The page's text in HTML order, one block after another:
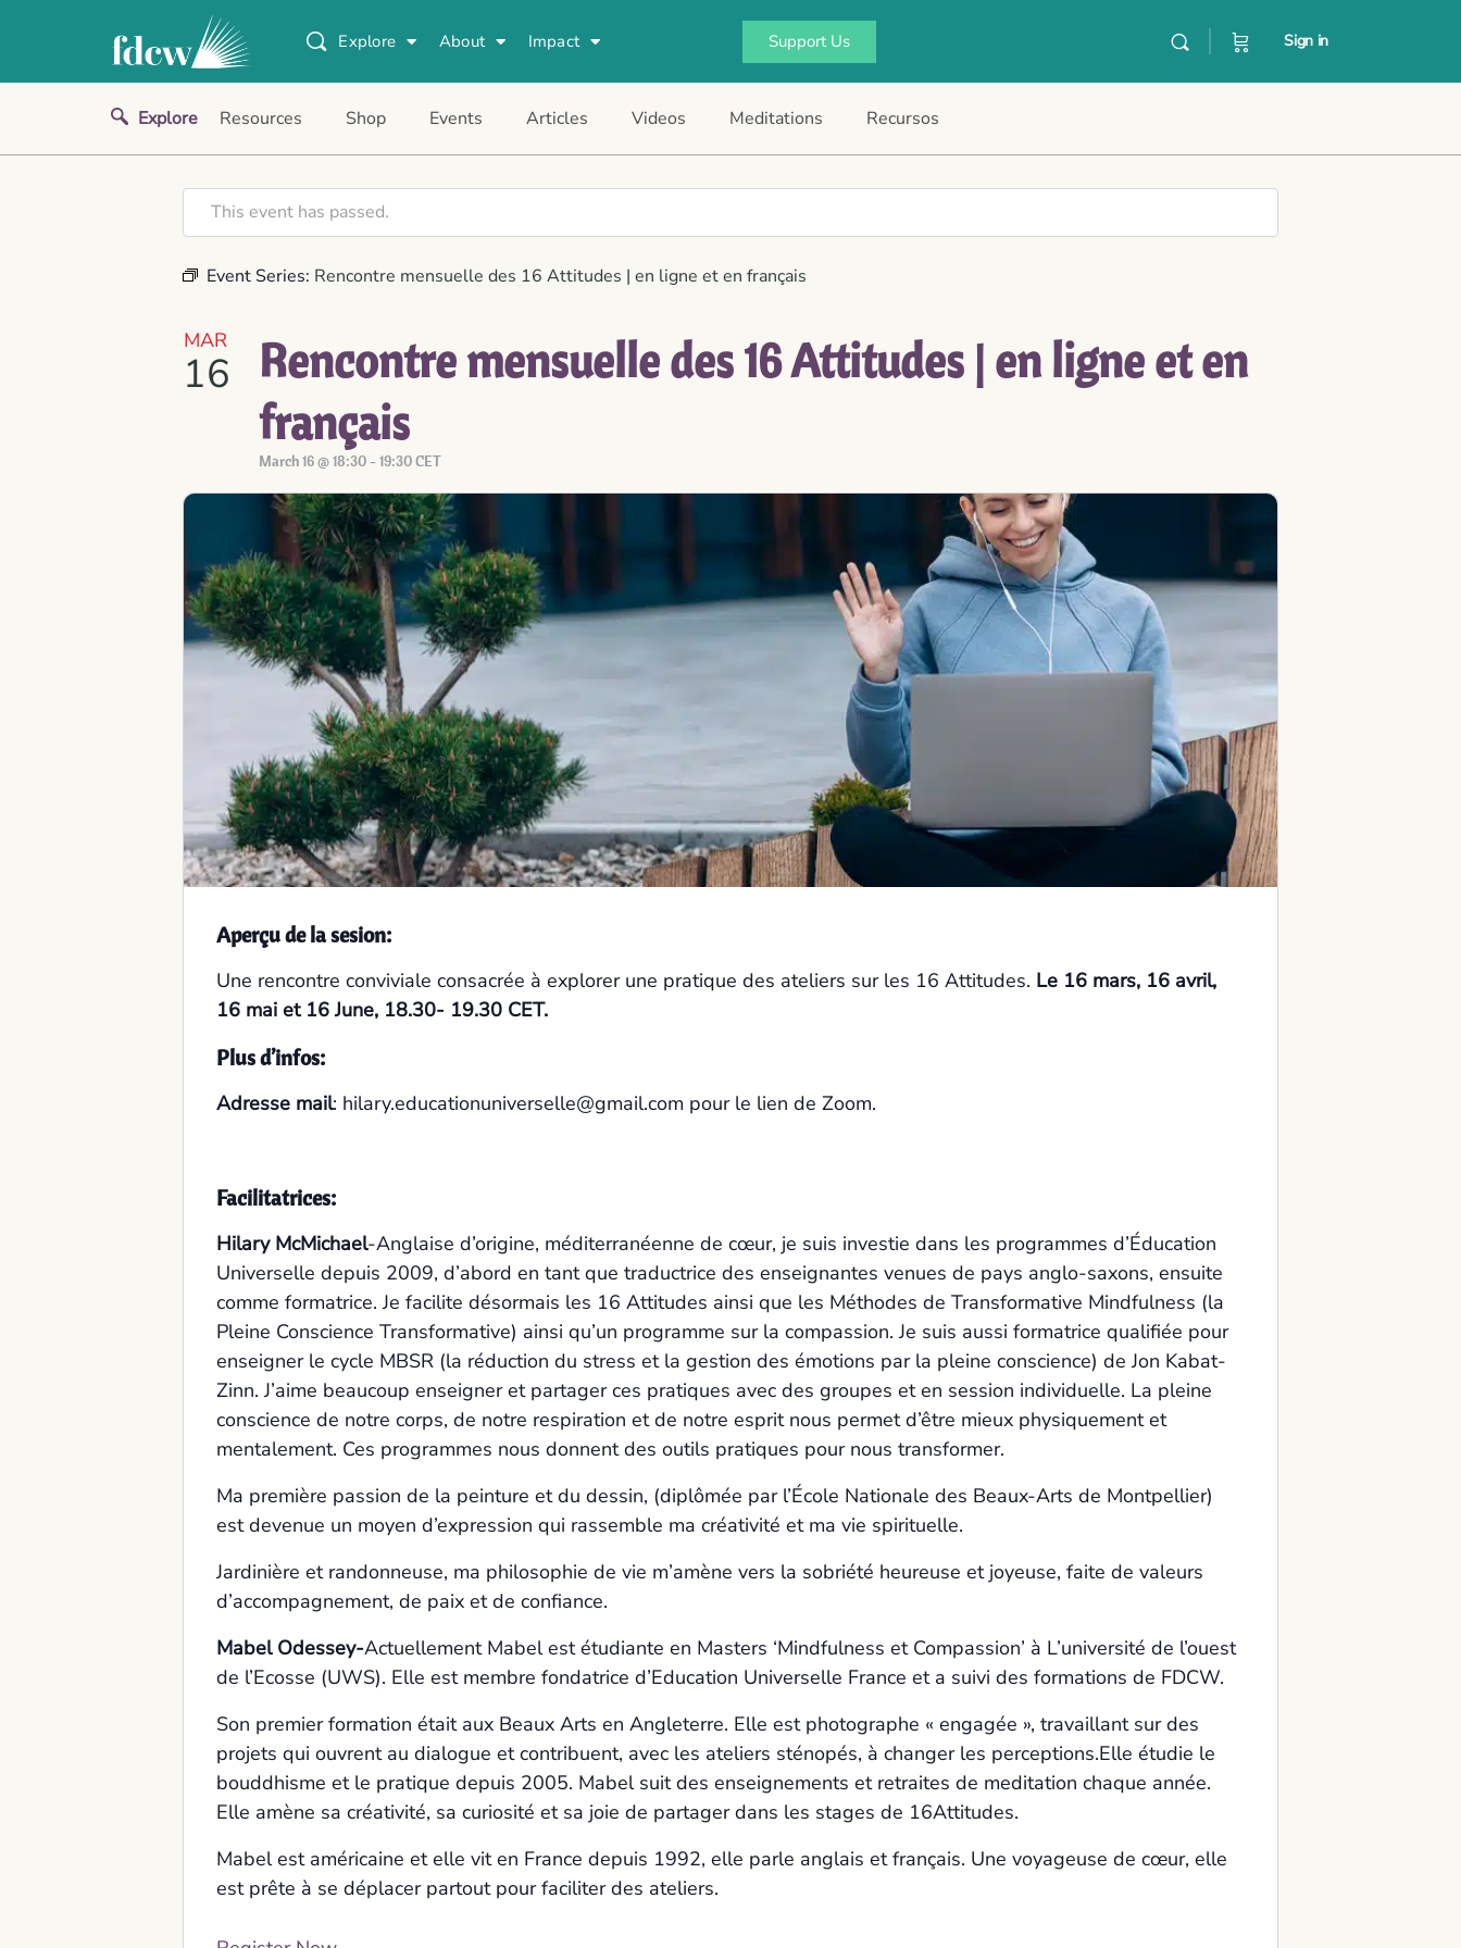
Explore About Impact Support Us Sign in
Explore Resources Shop Events Articles Videos Meditations Recursos
This event has passed.
Event Series: Rencontre mensuelle des 16 Attitudes | en ligne et en français
MAR
16
Rencontre mensuelle des 16 Attitudes | en ligne et en
français
March 16 @ 18:30 -19:30CET
Aperçu de la sesion:
Une rencontre conviviale consacrée à explorer une pratique des ateliers sur les 16 Attitudes. Le 16 mars, 16 avril,
16 mai et 16 June, 18.30- 19.30 CET.
Plus d’infos:
Adresse mail: hilary.educationuniverselle@gmail.com pour le lien de Zoom.
Facilitatrices:
Hilary McMichael-Anglaise d’origine, méditerranéenne de cœur, je suis investie dans les programmes d’Éducation
Universelle depuis 2009, d’abord en tant que traductrice des enseignantes venues de pays anglo-saxons, ensuite
comme formatrice. Je facilite désormais les 16 Attitudes ainsi que les Méthodes de Transformative Mindfulness (la
Pleine Conscience Transformative) ainsi qu’un programme sur la compassion. Je suis aussi formatrice qualifiée pour
enseigner le cycle MBSR (la réduction du stress et la gestion des émotions par la pleine conscience) de Jon Kabat-
Zinn. J’aime beaucoup enseigner et partager ces pratiques avec des groupes et en session individuelle. La pleine
conscience de notre corps, de notre respiration et de notre esprit nous permet d’être mieux physiquement et
mentalement. Ces programmes nous donnent des outils pratiques pour nous transformer.
Ma première passion de la peinture et du dessin, (diplômée par l’École Nationale des Beaux-Arts de Montpellier)
est devenue un moyen d’expression qui rassemble ma créativité et ma vie spirituelle.
Jardinière et randonneuse, ma philosophie de vie m’amène vers la sobriété heureuse et joyeuse, faite de valeurs
d’accompagnement, de paix et de confiance.
Mabel Odessey-Actuellement Mabel est étudiante en Masters ‘Mindfulness et Compassion’ à L’université de l’ouest
de l’Ecosse (UWS). Elle est membre fondatrice d’Education Universelle France et a suivi des formations de FDCW.
Son premier formation était aux Beaux Arts en Angleterre. Elle est photographe « engagée », travaillant sur des
projets qui ouvrent au dialogue et contribuent, avec les ateliers sténopés, à changer les perceptions.Elle étudie le
bouddhisme et le pratique depuis 2005. Mabel suit des enseignements et retraites de meditation chaque année.
Elle amène sa créativité, sa curiosité et sa joie de partager dans les stages de 16Attitudes.
Mabel est américaine et elle vit en France depuis 1992, elle parle anglais et français. Une voyageuse de cœur, elle
est prête à se déplacer partout pour faciliter des ateliers.